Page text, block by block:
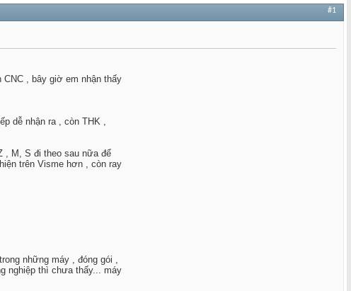
#1
, bây giờ em nhận thấy
dễ nhận ra , còn THK ,
, M, S đi theo sau nữa để
trên Visme hơn , còn ray
những máy , đóng gói ,
nghiệp thì chưa thấy... máy